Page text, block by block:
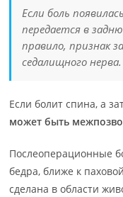
Если боль
передается в
правило, признак
седалищного нерва.
Если болит спина, а
может быть
Послеоперационные
бедра, ближе к
сделана в области